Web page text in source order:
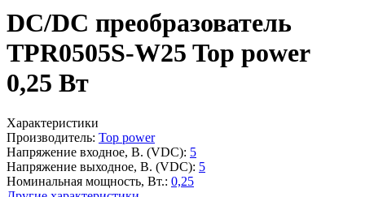
DC/DC преобразователь
TPR0505S-W25 Top power
0,25 Вт
Характеристики
Производитель: Top power
Напряжение входное, В. (VDC): 5
Напряжение выходное, В. (VDC): 5
Номинальная мощность, Вт.: 0,25